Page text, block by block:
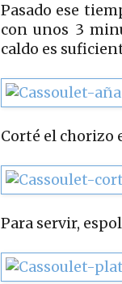
Pasado ese
con unos 3
caldo es
Corté el chorizo
Para servir,